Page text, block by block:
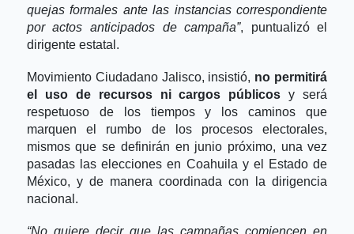
quejas formales ante las instancias correspondiente
por actos anticipados de campaña”, puntualizó el
dirigente estatal.
Movimiento Ciudadano Jalisco, insistió, no permitirá
el uso de recursos ni cargos públicosy será
respetuoso de los tiempos y los caminos que
marquen el rumbo de los procesos electorales,
mismos que se definirán en junio próximo, una vez
pasadas las elecciones en Coahuila y el Estado de
México, y de manera coordinada con la dirigencia
nacional.
“No quiere decir que las campañas comiencen en